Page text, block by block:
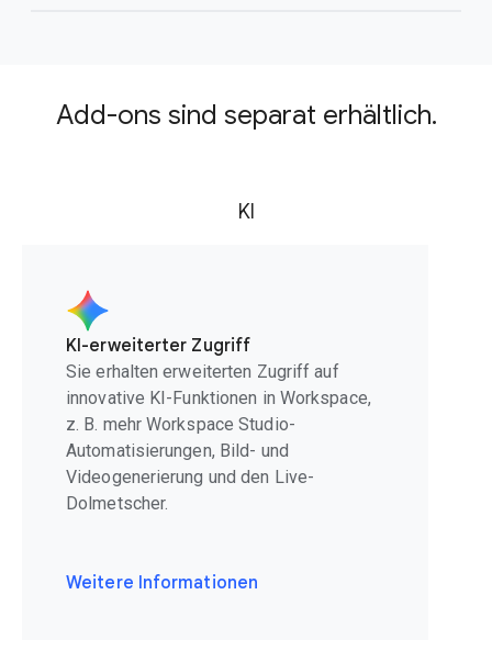
Add-ons sind separat erhältlich.
KI
KI-erweiterter Zugriff
Sie erhalten erweiterten Zugriff auf
innovative KI-Funktionen in Workspace,
z. B. mehr Workspace Studio-
Automatisierungen, Bild- und
Videogenerierung und den Live-
Dolmetscher.
Weitere Informationen